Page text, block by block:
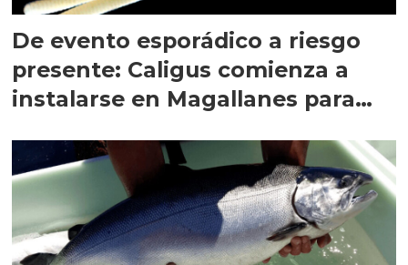
De evento esporádico a riesgo
presente: Caligus comienza a
instalarse en Magallanes para